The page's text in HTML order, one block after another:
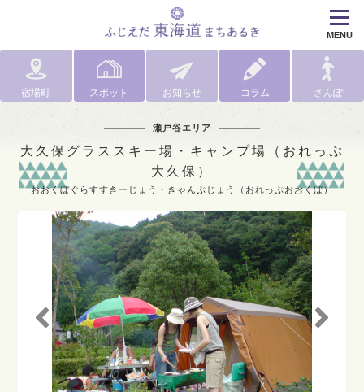
MENU
宿場町 スポット お知らせ コラム さんぽ
瀬戸谷エリア
大久保グラススキー場・キャンプ場（おれっぷ
大久保）
おおくぼぐらすすきーじょう・きゃんぷじょう（おれっぷおおくぼ）